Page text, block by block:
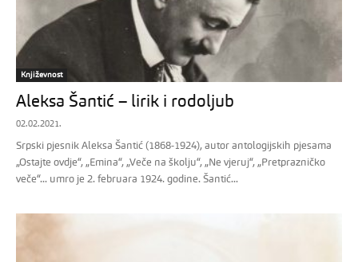
Književnost
Aleksa Šantić – lirik i rodoljub
02.02.2021.
Srpski pjesnik Aleksa Šantić (1868-1924), autor antologijskih pjesama
„Ostajte ovdje“, „Emina“, „Veče na školju“, „Ne vjeruj“, „Pretprazničko
veče“... umro je 2. februara 1924. godine. Šantić...